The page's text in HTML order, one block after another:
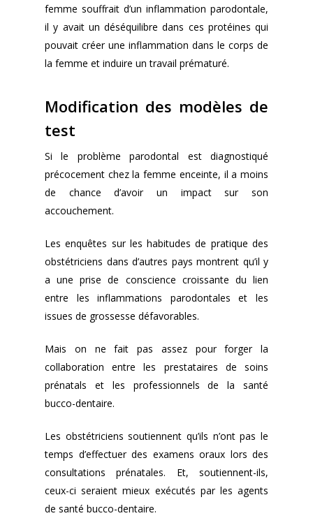
femme souffrait d’un inflammation parodontale,
il y avait un déséquilibre dans ces protéines qui
pouvait créer une inflammation dans le corps de
la femme et induire un travail prématuré.
Modification des modèles de
test
Si le problème parodontal est diagnostiqué
précocement chez la femme enceinte, il a moins
de chance d’avoir un impact sur son
accouchement.
Les enquêtes sur les habitudes de pratique des
obstétriciens dans d’autres pays montrent qu’il y
a une prise de conscience croissante du lien
entre les inflammations parodontales et les
issues de grossesse défavorables.
Mais on ne fait pas assez pour forger la
collaboration entre les prestataires de soins
prénatals et les professionnels de la santé
bucco-dentaire.
Les obstétriciens soutiennent qu’ils n’ont pas le
temps d’effectuer des examens oraux lors des
consultations prénatales. Et, soutiennent-ils,
ceux-ci seraient mieux exécutés par les agents
de santé bucco-dentaire.